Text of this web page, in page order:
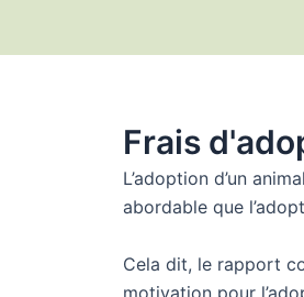
Frais
L’adoption d’un
abordable que
Cela dit, le rapport
motivation pour